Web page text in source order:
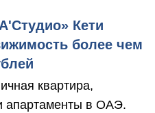
Кети
более чем
квартира,
апартаменты в ОАЭ.